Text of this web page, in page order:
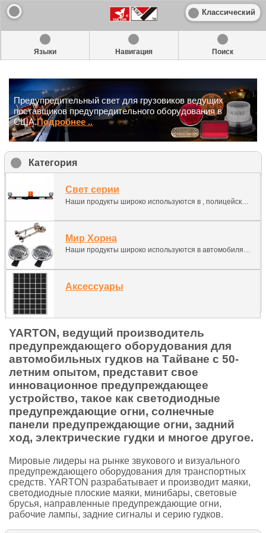
Классический
Языки Навигация Поиск
Предупредительный свет для грузовиков ведущих
поставщиков предупредительного оборудования в
США.Подробнее ..
Категория
Свет серии
Наши продукты широко используются в , полицейских машинах и пожарных машинах, грузовиках, Горнодобывающие транспортные средства, строительные и сельскохозяйственные транспортные средства, погрузчики, другое освещение.
Мир Хорна
Наши продукты широко используются в автомобилях, мотоциклах, полицейских машинах и пожарных машинах, грузовиках, школьных автобусах, горнодобывающих транспортных средствах и сельскохозяйственных транспортных средствах, морских судах, погрузчиках, поездах и других сигналах и рогах.
Аксессуары
YARTON, ведущий производитель
предупреждающего оборудования для
автомобильных гудков на Тайване с 50-
летним опытом, представит свое
инновационное предупреждающее
устройство, такое как светодиодные
предупреждающие огни, солнечные
панели предупреждающие огни, задний
ход, электрические гудки и многое другое.
Мировые лидеры на рынке звукового и визуального
предупреждающего оборудования для транспортных
средств. YARTON разрабатывает и производит маяки,
светодиодные плоские маяки, минибары, световые
брусья, направленные предупреждающие огни,
рабочие лампы, задние сигналы и серию гудков.